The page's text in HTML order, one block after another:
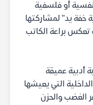
نفسية أو فلسفية
خفة يد" لمشاركتها
تعكس براعة الكاتب
أدبية عميقة
التي يعيشها
الغضب والحزن